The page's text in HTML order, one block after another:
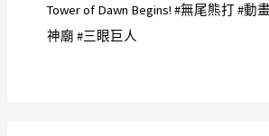
Tower of Dawn Begins! #無尾熊打 #動
神廟 #三眼巨人